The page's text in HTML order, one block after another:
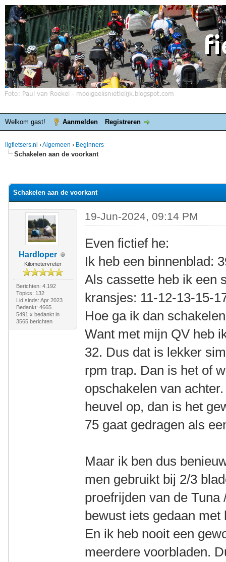
Welkom gast! Aanmelden Registreren
ligfietsers.nl ›Algemeen › Beginners
Schakelen aan de voorkant
Schakelen aan de voorkant
Hardloper
Kilometervreter
Berichten: 4.192
Topics: 132
Lid sinds: Apr 2023
Bedankt: 4665
5491 x bedankt in
3565 berichten
19-Jun-2024, 09:14 PM
Even fictief he:
Ik heb een binnenblad:
Als cassette heb ik een
kransjes: 11-12-13-15-
Hoe ga ik dan
Want met mijn QV heb
32. Dus dat is lekker
rpm trap. Dan is het of
opschakelen van
heuvel op, dan is het
75 gaat gedragen als
Maar ik ben dus
men gebruikt bij 2/3
proefrijden van de
bewust iets gedaan
En ik heb nooit een
meerdere voorbladen.